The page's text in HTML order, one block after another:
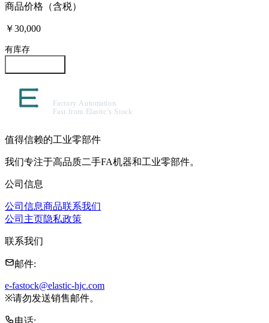
商品价格（含税）
￥30,000
有库存
值得信赖的工业零部件
我们专注于高品质二手FA机器和工业零部件。
公司信息
公司信息商品联系我们
公司主页隐私政策
联系我们
邮件:
e-fastock@elastic-hjc.com
※请勿发送销售邮件。
电话: